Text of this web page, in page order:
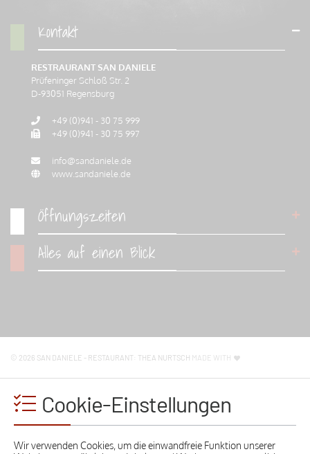
Kontakt
RESTRAURANT SAN DANIELE
Prüfeninger Schloß Str. 2
D-93051 Regensburg
+49 (0)941 - 30 75 999
+49 (0)941 - 30 75 997
info@sandaniele.de
www.sandaniele.de
Öffnungszeiten
jedoch jederzeiteine E-Mail schreiben!
Alles auf einen Blick
Kontakt & Reservierung
© 2026 SAN DANIELE - RESTAURANT: THEA NURTSCH MADE WITH
Cookie-Einstellungen
Wir verwenden Cookies, um die einwandfreie Funktion unserer